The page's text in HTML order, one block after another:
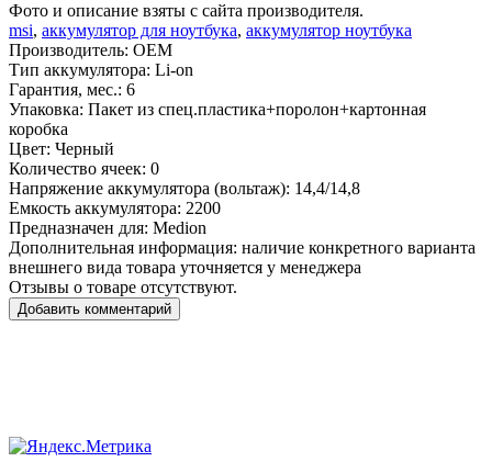
Фото и описание взяты с сайта производителя.
msi, аккумулятор для ноутбука, аккумулятор ноутбука
Производитель: OEM
Тип аккумулятора: Li-on
Гарантия, мес.: 6
Упаковка: Пакет из спец.пластика+поролон+картонная
коробка
Цвет: Черный
Количество ячеек: 0
Напряжение аккумулятора (вольтаж): 14,4/14,8
Емкость аккумулятора: 2200
Предназначен для: Medion
Дополнительная информация: наличие конкретного варианта
внешнего вида товара уточняется у менеджера
Отзывы о товаре отсутствуют.
Добавить комментарий